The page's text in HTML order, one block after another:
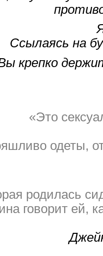
Ссылаясь на
крепко
«Это
одеты,
родилась
говорит ей,